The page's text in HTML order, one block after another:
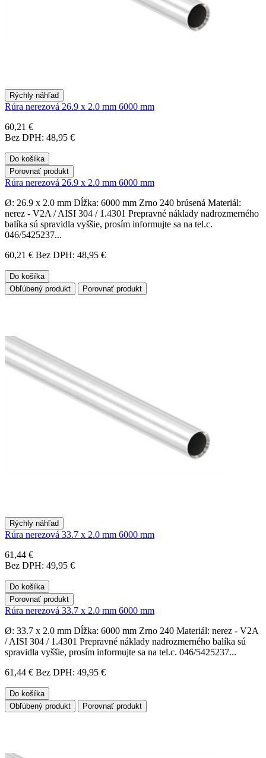
Rýchly náhľad
Rúra nerezová 26.9 x 2.0 mm 6000 mm
60,21 €
Bez DPH: 48,95 €
Do košíka
Porovnať produkt
Rúra nerezová 26.9 x 2.0 mm 6000 mm
Ø: 26.9 x 2.0 mm Dĺžka: 6000 mm Zrno 240 brúsená Materiál:
nerez - V2A / AISI 304 / 1.4301 Prepravné náklady nadrozmerného
balíka sú spravidla vyššie, prosím informujte sa na tel.c.
046/5425237...
60,21 € Bez DPH: 48,95 €
Do košíka
Obľúbený produkt
Porovnať produkt
Rýchly náhľad
Rúra nerezová 33.7 x 2.0 mm 6000 mm
61,44 €
Bez DPH: 49,95 €
Do košíka
Porovnať produkt
Rúra nerezová 33.7 x 2.0 mm 6000 mm
Ø: 33.7 x 2.0 mm Dĺžka: 6000 mm Zrno 240 Materiál: nerez - V2A
/ AISI 304 / 1.4301 Prepravné náklady nadrozmerného balíka sú
spravidla vyššie, prosím informujte sa na tel.c. 046/5425237...
61,44 € Bez DPH: 49,95 €
Do košíka
Obľúbený produkt
Porovnať produkt